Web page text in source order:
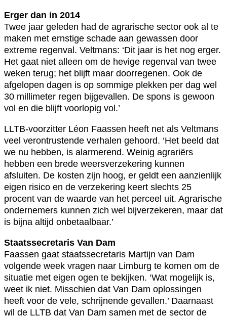
Erger dan in 2014
Twee jaar geleden had de agrarische sector ook al te
maken met ernstige schade aan gewassen door
extreme regenval. Veltmans: ‘Dit jaar is het nog erger.
Het gaat niet alleen om de hevige regenval van twee
weken terug; het blijft maar doorregenen. Ook de
afgelopen dagen is op sommige plekken per dag wel
30 millimeter regen bijgevallen. De spons is gewoon
vol en die blijft voorlopig vol.’
LLTB-voorzitter Léon Faassen heeft net als Veltmans
veel verontrustende verhalen gehoord. ‘Het beeld dat
we nu hebben, is alarmerend. Weinig agrariërs
hebben een brede weersverzekering kunnen
afsluiten. De kosten zijn hoog, er geldt een aanzienlijk
eigen risico en de verzekering keert slechts 25
procent van de waarde van het perceel uit. Agrarische
ondernemers kunnen zich wel bijverzekeren, maar dat
is bijna altijd onbetaalbaar.’
Staatssecretaris Van Dam
Faassen gaat staatssecretaris Martijn van Dam
volgende week vragen naar Limburg te komen om de
situatie met eigen ogen te bekijken. ‘Wat mogelijk is,
weet ik niet. Misschien dat Van Dam oplossingen
heeft voor de vele, schrijnende gevallen.’ Daarnaast
wil de LLTB dat Van Dam samen met de sector de